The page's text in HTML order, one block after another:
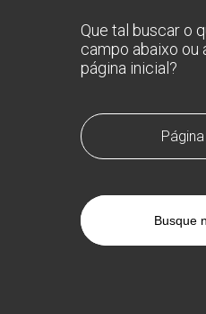
Que tal buscar o
campo abaixo ou
página inicial?